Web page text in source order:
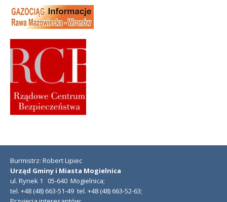
Burmistrz: Robert Lipiec
Urząd Gminy i Miasta Mogielnica
ul. Rynek 1 05-640 Mogielnica;
tel. +48 (48) 663-51-49 tel. +48 (48) 663-52-63;